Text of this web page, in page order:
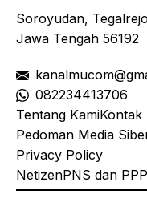
Soroyudan,
Jawa Tengah 56192
082234413706
Tentang KamiKontak
Pedoman Media
Privacy Policy
NetizenPNS dan